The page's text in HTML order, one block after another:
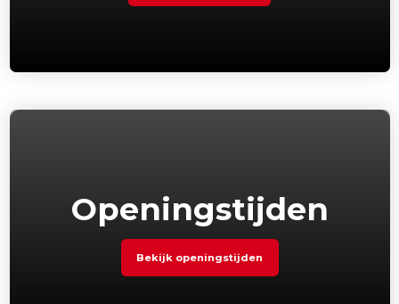
Openingstijden
Bekijk openingstijden